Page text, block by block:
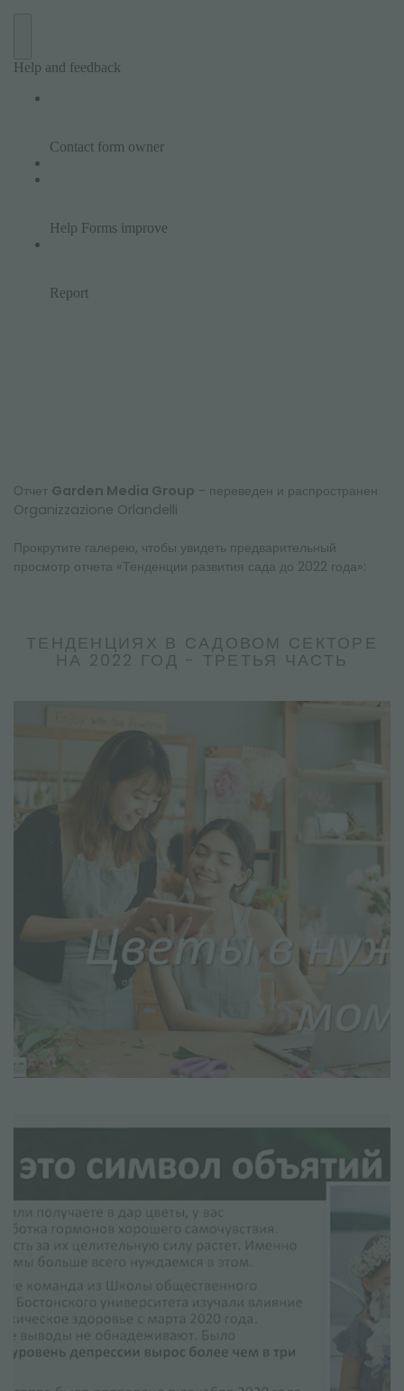
Отчет Garden Media Group - переведен и распространен
Organizzazione Orlandelli
Прокрутите галерею, чтобы увидеть предварительный
просмотр отчета «Тенденции развития сада до 2022 года»:
ТЕНДЕНЦИЯХ В САДОВОМ СЕКТОРЕ
НА 2022 ГОД - ТРЕТЬЯ ЧАСТЬ